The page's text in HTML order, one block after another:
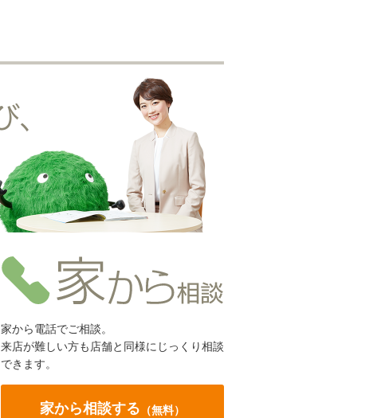
家から電話でご相談。
来店が難しい方も店舗と同様にじっくり相談
できます。
家から相談する （無料）